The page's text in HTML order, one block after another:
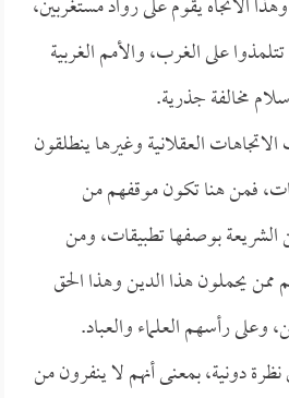
على الغرب، والأمم الغربية
مخالفة جذرية.
العقلانية وغيرها ينطلقون
فمن هنا تكون موقفهم من
بوصفها تطبيقات، ومن
ممن يحملون هذا الدين وهذا الحق
وعلى رأسهم العلماء والعباد.
دونية، بمعنى أنهم لا ينفرون من